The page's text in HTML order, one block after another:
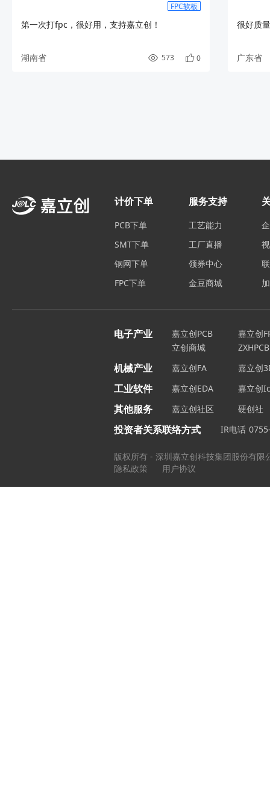
FPC软板
第一次打fpc，很好用，支持嘉立创！
湖南省 573 0
很好质
广东省
计价下单
PCB下单
SMT下单
钢网下单
FPC下单
服务支持
工艺能力
工厂直播
领券中心
金豆商城
电子产业 嘉立创PCB
嘉立创
立创商城
ZXHPCB
机械产业 嘉立创FA 嘉立创
工业软件 嘉立创EDA 嘉立创
其他服务 嘉立创社区 硬创社
投资者关系联络方式 IR电话
版权所有 - 深圳嘉立创科技集团股份有限
隐私政策
用户协议